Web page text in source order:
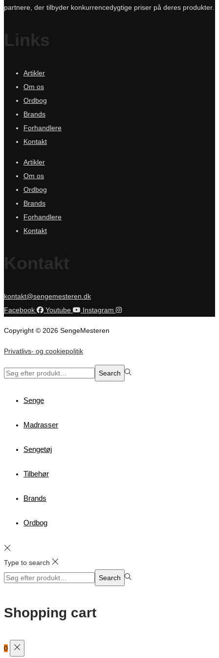
partnere, der tilbyder konkurrencedygtige priser på deres produkter.
Links
Artikler
Om os
Ordbog
Brands
Forhandlere
Kontakt
Artikler
Om os
Ordbog
Brands
Forhandlere
Kontakt
Kontakt
kontakt@sengemesteren.dk
Facebook
Youtube Instagram
Copyright © 2026 SengeMesteren
Privatlivs- og cookiepolitik
Search
Search
Senge
Madrasser
Sengetøj
Tilbehør
Brands
Ordbog
Type to search
Search
Search
Shopping cart
0